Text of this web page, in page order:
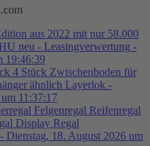
aus 2022 mit nur 58.000
neu - Leasingverwertung -
19:46:39
4 Stück Zwischenboden für
ähnlich Layerlok -
11:37:17
Felgenregal Reifenregal
Display Regal
Dienstag, 18. August 2026 um